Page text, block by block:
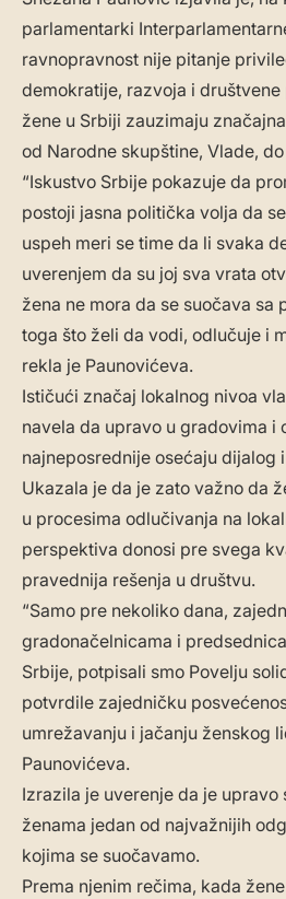
parlamentarki
ravnopravnost nije pitanje
demokratije, razvoja i
žene u Srbiji zauzimaju
od Narodne skupštine, Vlade,
“Iskustvo Srbije pokazuje da
postoji jasna politička volja da
uspeh meri se time da li svaka
uverenjem da su joj sva vrata
žena ne mora da se suočava sa
toga što želi da vodi, odlučuje i
rekla je Paunovićeva.
Ističući značaj lokalnog nivoa
navela da upravo u gradovima i
najneposrednije osećaju dijalog
Ukazala je da je zato važno da
u procesima odlučivanja na
perspektiva donosi pre svega
pravednija rešenja u društvu.
“Samo pre nekoliko dana,
gradonačelnicama i
Srbije, potpisali smo Povelju
potvrdile zajedničku
umrežavanju i jačanju ženskog
Paunovićeva.
Izrazila je uverenje da je upravo
ženama jedan od najvažnijih
kojima se suočavamo.
Prema njenim rečima, kada